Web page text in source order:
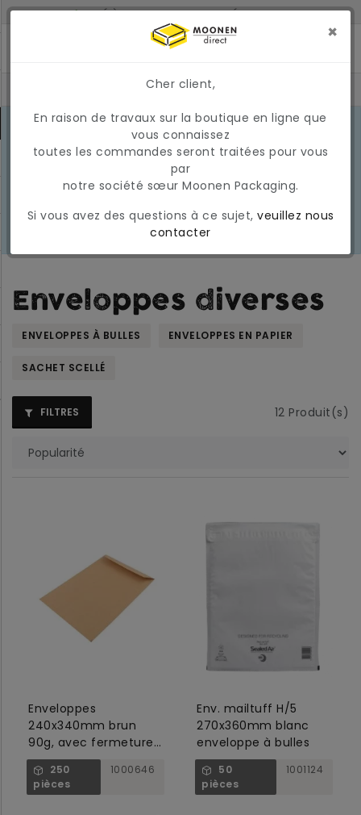
LIVRÉ À 2 JOURS SI COMMANDÉ AVANT 17H
MONTANT MINIMUM DE COMMANDE : 150 €
CONDITIONS DU MARCHÉ EN MARS
En raison des conditions actuelles
du marché, les prix et la
disponibilité peuvent varier
actuellement une surcharge
carburant temporaire et variable.
EN
SAVOIR
Enveloppes diverses
ENVELOPPES À BULLES ENVELOPPES EN PAPIER
SACHET SCELLÉ
FILTRES 12 Produit(s)
Enveloppes
240x340mm brun
90g, avec fermeture
gommée
250
pièces
1000646
Env. mailtuff H/5
270x360mm blanc
enveloppe à bulles
50
pièces
1001124
×
Cher client,
En raison de travaux sur la boutique en ligne que
vous connaissez
toutes les commandes seront traitées pour vous
par
notre société sœur Moonen Packaging.
Si vous avez des questions à ce sujet, veuillez nous
contacter